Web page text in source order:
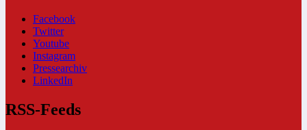
Facebook
Twitter
Youtube
Instagram
Pressearchiv
LinkedIn
RSS-Feeds